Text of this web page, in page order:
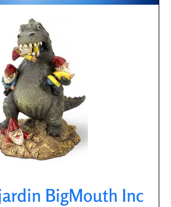
BigMouth Inc​